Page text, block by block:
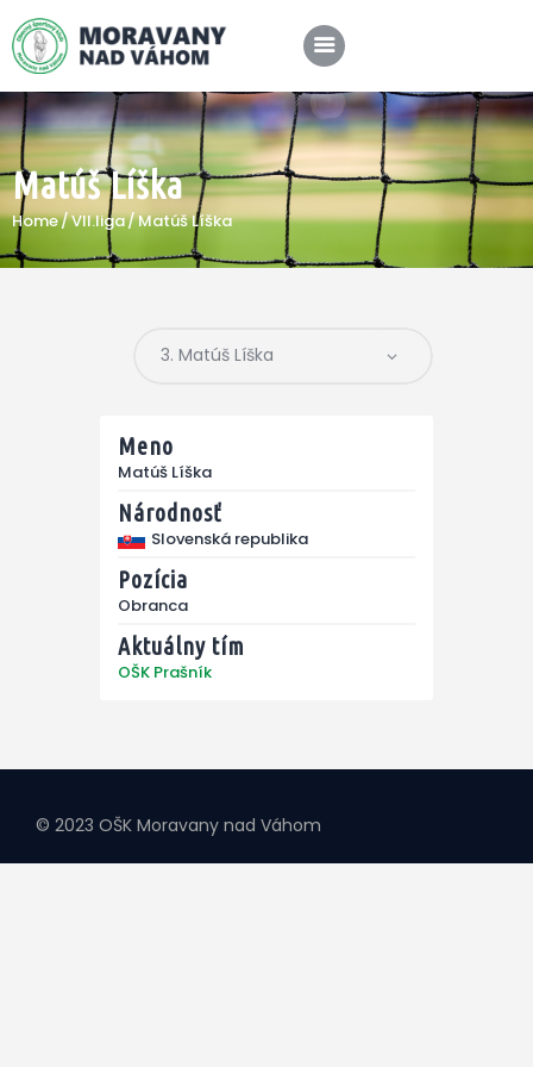
Matúš Líška
Home VII.liga Matúš Líška
SPRÁVY
KLUB
Meno
Matúš Líška
Národnosť
Slovenská republika
Pozícia
Obranca
Aktuálny tím
OŠK Prašník
© 2023 OŠK Moravany nad Váhom